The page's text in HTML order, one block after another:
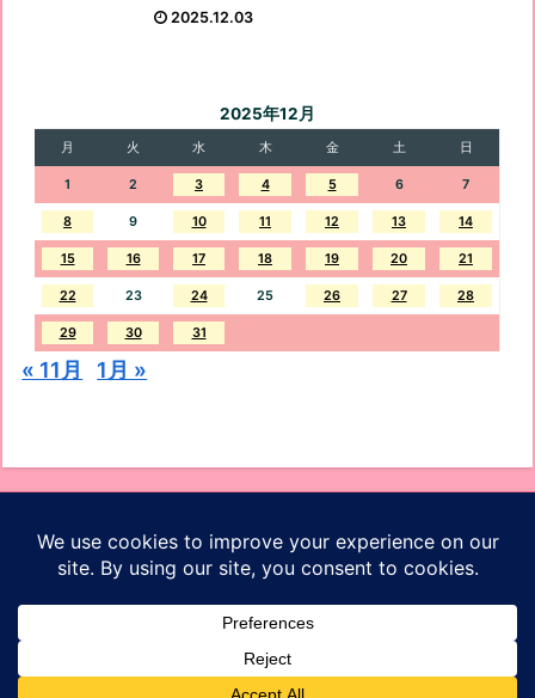
2025.12.03
2025年12月
月 火 水 木 金 土 日
1 2 3 4 5 6 7
8 9 10 11 12 13 14
15 16 17 18 19 20 21
22 23 24 25 26 27 28
29 30 31
« 11月 1月 »
オッケーブログ
プライバシーポリシー
サイトマップ